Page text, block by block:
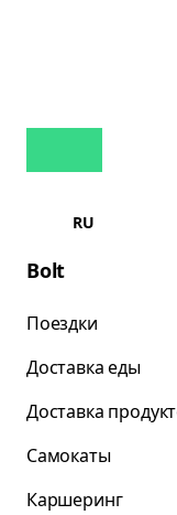
RU
Bolt
Поездки
Доставка еды
Доставка
Самокаты
Каршеринг